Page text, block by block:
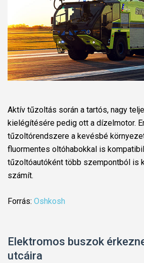
Aktív tűzoltás során a tartós, nagy
kielégítésére pedig ott a dízelmotor.
tűzoltórendszere a kevésbé
fluormentes oltóhabokkal is
tűzoltóautóként több szempontból is
számít.
Forrás: Oshkosh
Elektromos buszok
utcáira